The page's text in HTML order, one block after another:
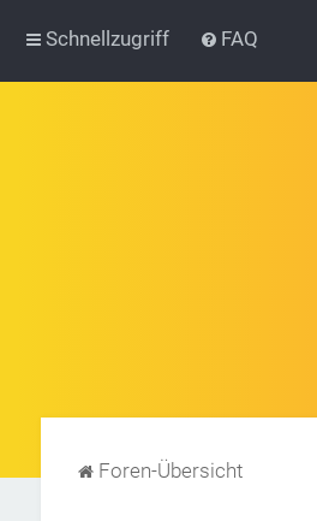
Schnellzugriff FAQ
Foren-Übersicht